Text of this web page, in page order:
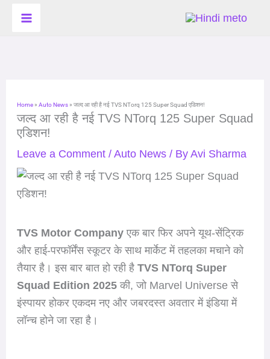
Home» Auto News» जल्द आ रही है नई TVS NTorq 125 Super Squad एडिशन!
जल्द आ रही है नई TVS NTorq 125 Super Squad
एडिशन!
Leave a Comment / Auto News/ By Avi Sharma
TVS Motor Companyएक बार फिर अपने यूथ-सेंट्रिक
और हाई-परफॉर्मेंस स्कूटर के साथ मार्केट में तहलका मचाने को
तैयार है। इस बार बात हो रही है TVS NTorq Super
Squad Edition 2025की, जो Marvel Universe से
इंस्पायर होकर एकदम नए और जबरदस्त अवतार में इंडिया में
लॉन्च होने जा रहा है।